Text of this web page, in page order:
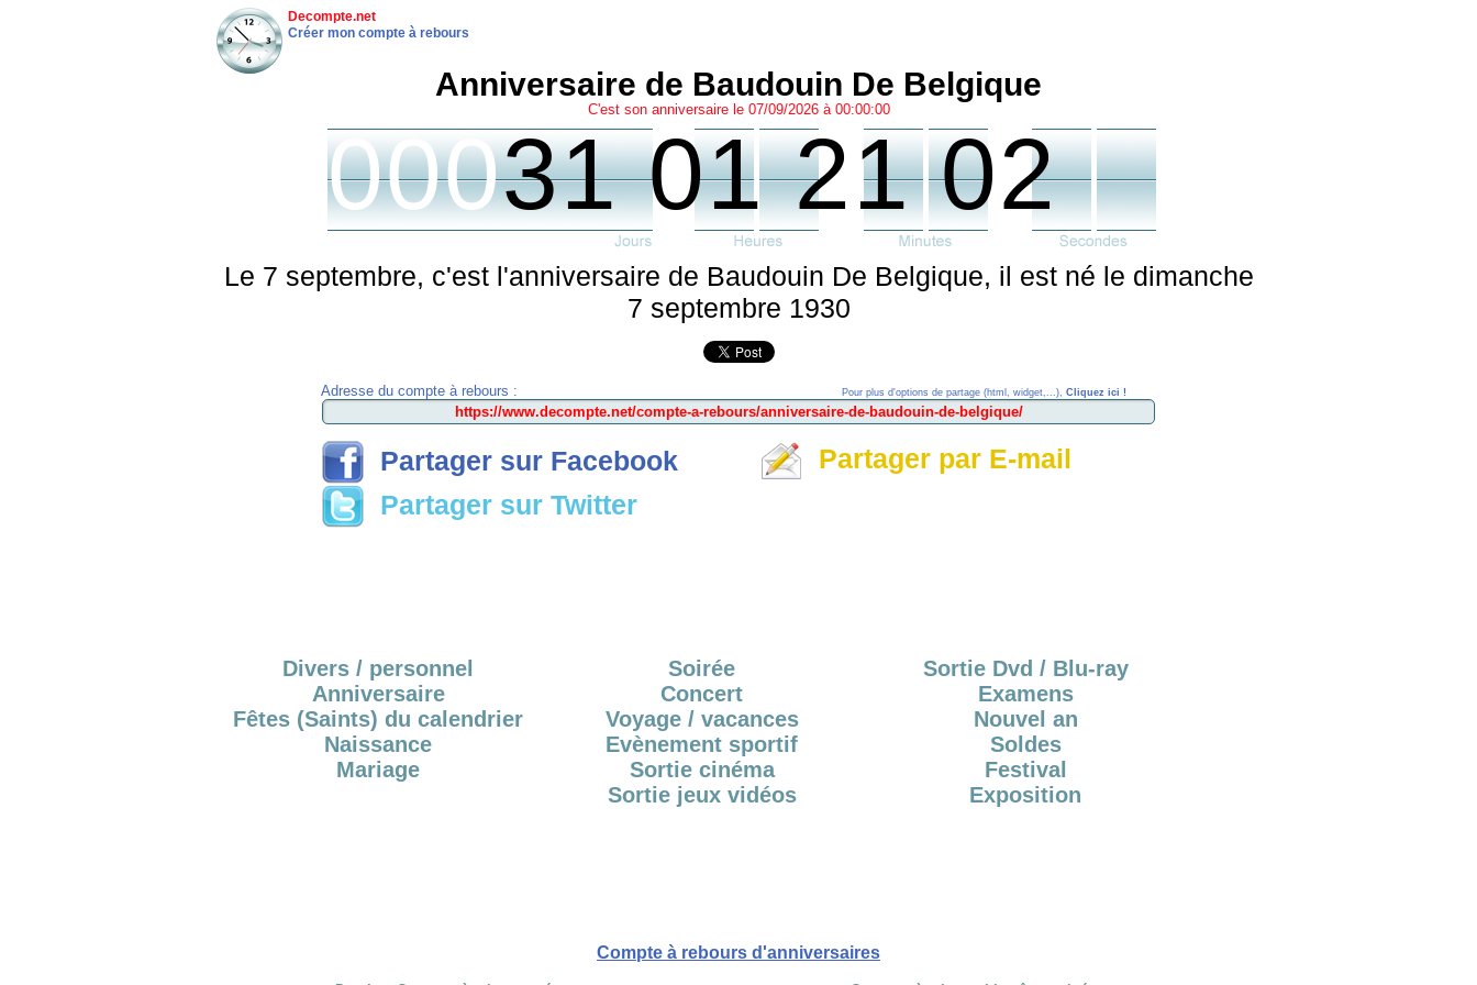
Decompte.net
Créer mon compte à rebours
Anniversaire de Baudouin De Belgique
C'est son anniversaire le 07/09/2026 à 00:00:00
00031 01 21 02
Le 7 septembre, c'est l'anniversaire de Baudouin De Belgique, il est né le dimanche
7 septembre 1930
Adresse du compte à rebours : Pour plus d'options de partage (html, widget,...), Cliquez ici !
Partager sur Facebook
Partager sur Twitter
Partager par E-mail
Divers / personnel
Anniversaire
Fêtes (Saints) du calendrier
Naissance
Mariage
Soirée
Concert
Voyage / vacances
Evènement sportif
Sortie cinéma
Sortie jeux vidéos
Sortie Dvd / Blu-ray
Examens
Nouvel an
Soldes
Festival
Exposition
Compte à rebours d'anniversaires